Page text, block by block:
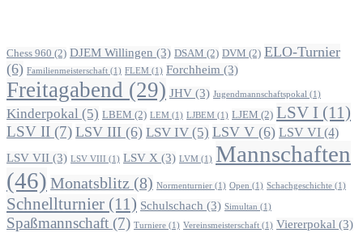
Chess 960 (2) DJEM Willingen (3) DSAM (2) DVM (2) ELO-Turnier
(6) Familienmeisterschaft (1) FLEM (1) Forchheim (3)
Freitagabend (29) JHV (3) Jugendmannschaftspokal (1)
Kinderpokal (5) LBEM (2) LEM (1) LJBEM (1) LJEM (2) LSV I (11)
LSV II (7) LSV III (6) LSV IV (5) LSV V (6) LSV VI (4)
LSV VII (3) LSV VIII (1) LSV X (3) LVM (1) Mannschaften
(46) Monatsblitz (8) Normenturnier (1) Open (1) Schachgeschichte (1)
Schnellturnier (11) Schulschach (3) Simultan (1)
Spaßmannschaft (7) Turniere (1) Vereinsmeisterschaft (1) Viererpokal (3)